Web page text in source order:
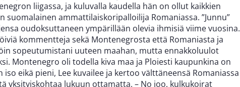
liigassa, ja kuluvalla kaudella hän on ollut kaikkien
suomalainen ammattilaiskoripalloilija Romaniassa. ”Junnu”
oudoksuttaneen ympärillään olevia ihmisiä viime vuosina.
kommentteja sekä Montenegrosta että Romaniasta ja
sopeutumistani uuteen maahan, mutta ennakkoluulot
Montenegro oli todella kiva maa ja Ploiesti kaupunkina on
iso eikä pieni, Lee kuvailee ja kertoo välttäneensä Romaniassa
yksityiskohtaa lukuun ottamatta. – No joo, kulkukoirat